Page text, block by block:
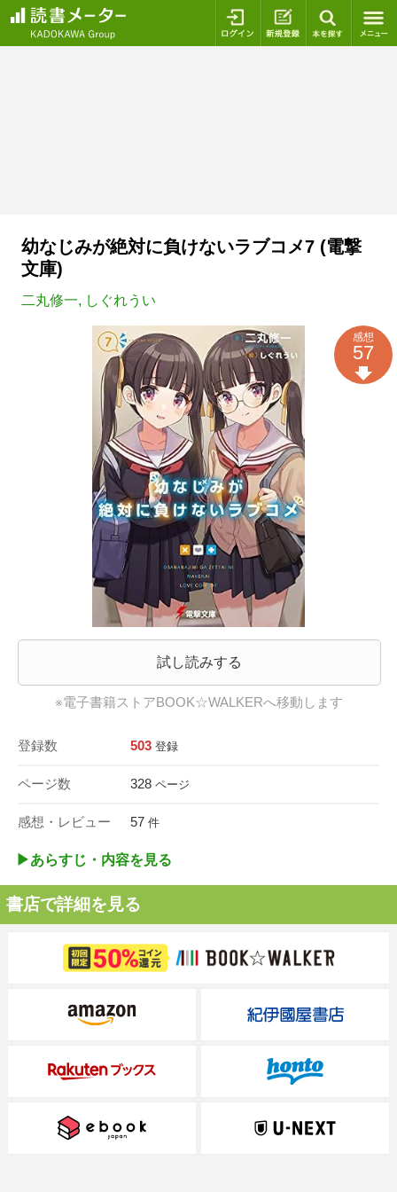
ログイン 新規登録
幼なじみが絶対に負けないラブコメ7 (電撃
文庫)
二丸修一, しぐれうい
試し読みする
※電子書籍ストアBOOK☆WALKERへ移動します
登録数 503 登録
ページ数 328 ページ
感想・レビュー 57 件
感想
57
▶︎あらすじ・内容を見る
書店で詳細を見る